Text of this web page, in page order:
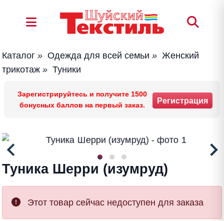
Каталог » Одежда для всей семьи » Женский
трикотаж » Туники
Зарегистрируйтесь и получите 1500
бонусных баллов на первый заказ.
Регистрация
Туника Шерри (изумруд)
Этот товар сейчас недоступен для заказа